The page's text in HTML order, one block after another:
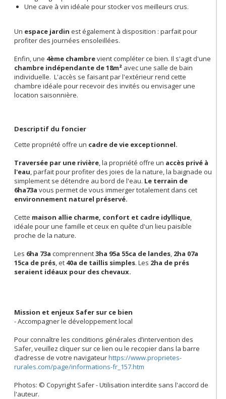
Une cave à vin idéale pour stocker vos meilleurs crus.
Un espace jardin est également à disposition : parfait pour
profiter des journées ensoleillées.
Enfin, une 4ème chambrevient compléter ce bien. Il s'agit d'une
chambre indépendante de 18m² avec une salle de bain
individuelle. L'accès se faisant par l'extérieur rend cette
chambre idéale pour recevoir des invités ou envisager une
location saisonnière.
Descriptif du foncier
Cette propriété offre un cadre de vie exceptionnel.
Traversée par une rivière, la propriété offre un accès privé à
l'eau, parfait pour profiter des joies de la nature, la baignade ou
simplement se détendre au bord de l'eau. Le terrain de
6ha73a vous permet de vous immerger totalement dans cet
environnement naturel préservé.
Cette maison allie charme, confort et cadre idyllique,
idéale pour une famille et ceux en quête d'un lieu paisible
proche de la nature.
Les 6ha 73a comprennent3ha 95a 55ca de landes, 2ha 07a
15ca de prés, et 40a de taillis simples. Les 2ha de prés
seraient idéaux pour des chevaux.
Mission et enjeux Safer sur ce bien
- Accompagner le développement local
Pour connaître les conditions générales d’intervention des
Safer, veuillez cliquer sur ce lien ou le recopier dans la barre
d’adresse de votre navigateurhttps://www.proprietes-
rurales.com/page/informations-fr_157.htm
Photos: © Copyright Safer - Utilisation interdite sans l'accord de
l'auteur.